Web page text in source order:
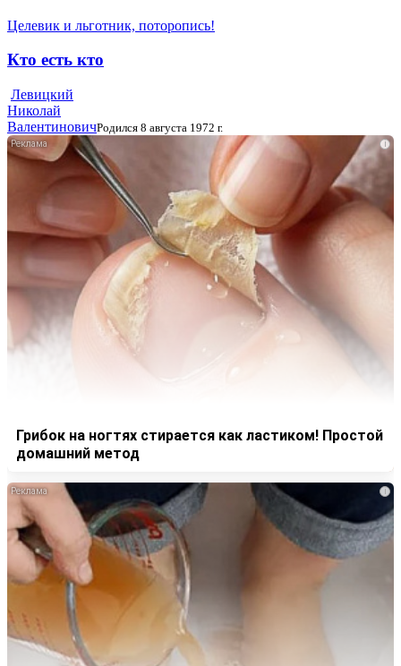
Целевик и льготник, поторопись!
Кто есть кто
Левицкий
Николай
ВалентиновичРодился 8 августа 1972 г.
i
Грибок на ногтях стирается как ластиком! Простой
домашний метод
i